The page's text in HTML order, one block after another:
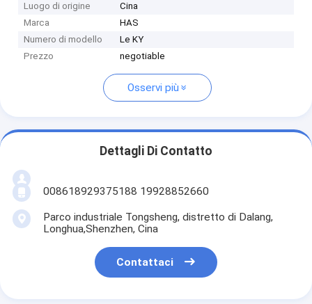
Luogo di origine
Cina
Marca
HAS
Numero di modello
Le KY
Prezzo
negotiable
Osservi più
Dettagli Di Contatto
008618929375188 19928852660
Parco industriale Tongsheng, distretto di Dalang,
Longhua,Shenzhen, Cina
Contattaci